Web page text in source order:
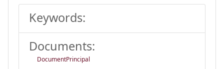
Keywords:
Documents:
DocumentPrincipal